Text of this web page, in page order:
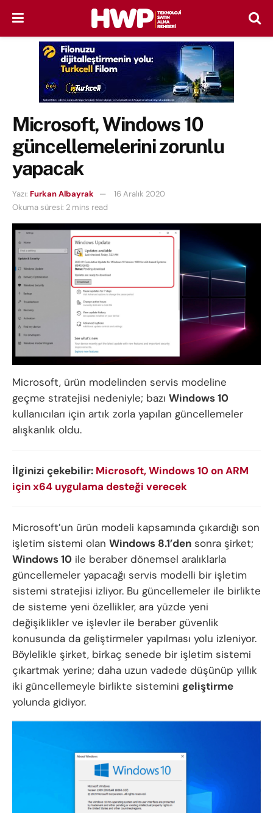
Microsoft, Windows 10
güncellemelerini zorunlu
yapacak
Yazı: Furkan Albayrak
16 Aralık 2020
Okuma süresi: 2 mins read
Microsoft, ürün modelinden servis modeline
geçme stratejisi nedeniyle; bazı Windows 10
kullanıcıları için artık zorla yapılan güncellemeler
alışkanlık oldu.
İlginizi çekebilir: Microsoft, Windows 10 on ARM
için x64 uygulama desteği verecek
Microsoft’un ürün modeli kapsamında çıkardığı son
işletim sistemi olan Windows 8.1’den sonra şirket;
Windows 10 ile beraber dönemsel aralıklarla
güncellemeler yapacağı servis modelli bir işletim
sistemi stratejisi izliyor. Bu güncellemeler ile birlikte
de sisteme yeni özellikler, ara yüzde yeni
değişiklikler ve işlevler ile beraber güvenlik
konusunda da geliştirmeler yapılması yolu izleniyor.
Böylelikle şirket, birkaç senede bir işletim sistemi
çıkartmak yerine; daha uzun vadede düşünüp yıllık
iki güncellemeyle birlikte sistemini geliştirme
yolunda gidiyor.